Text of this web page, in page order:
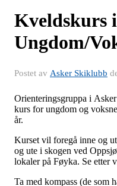
Kveldskurs
Ungdom/
Postet av Asker Skiklubb
Orienteringsgruppa i
kurs for ungdom og
år.
Kurset vil foregå inne og
og ute i skogen ved
lokaler på Føyka. Se etter
Ta med kompass (de som